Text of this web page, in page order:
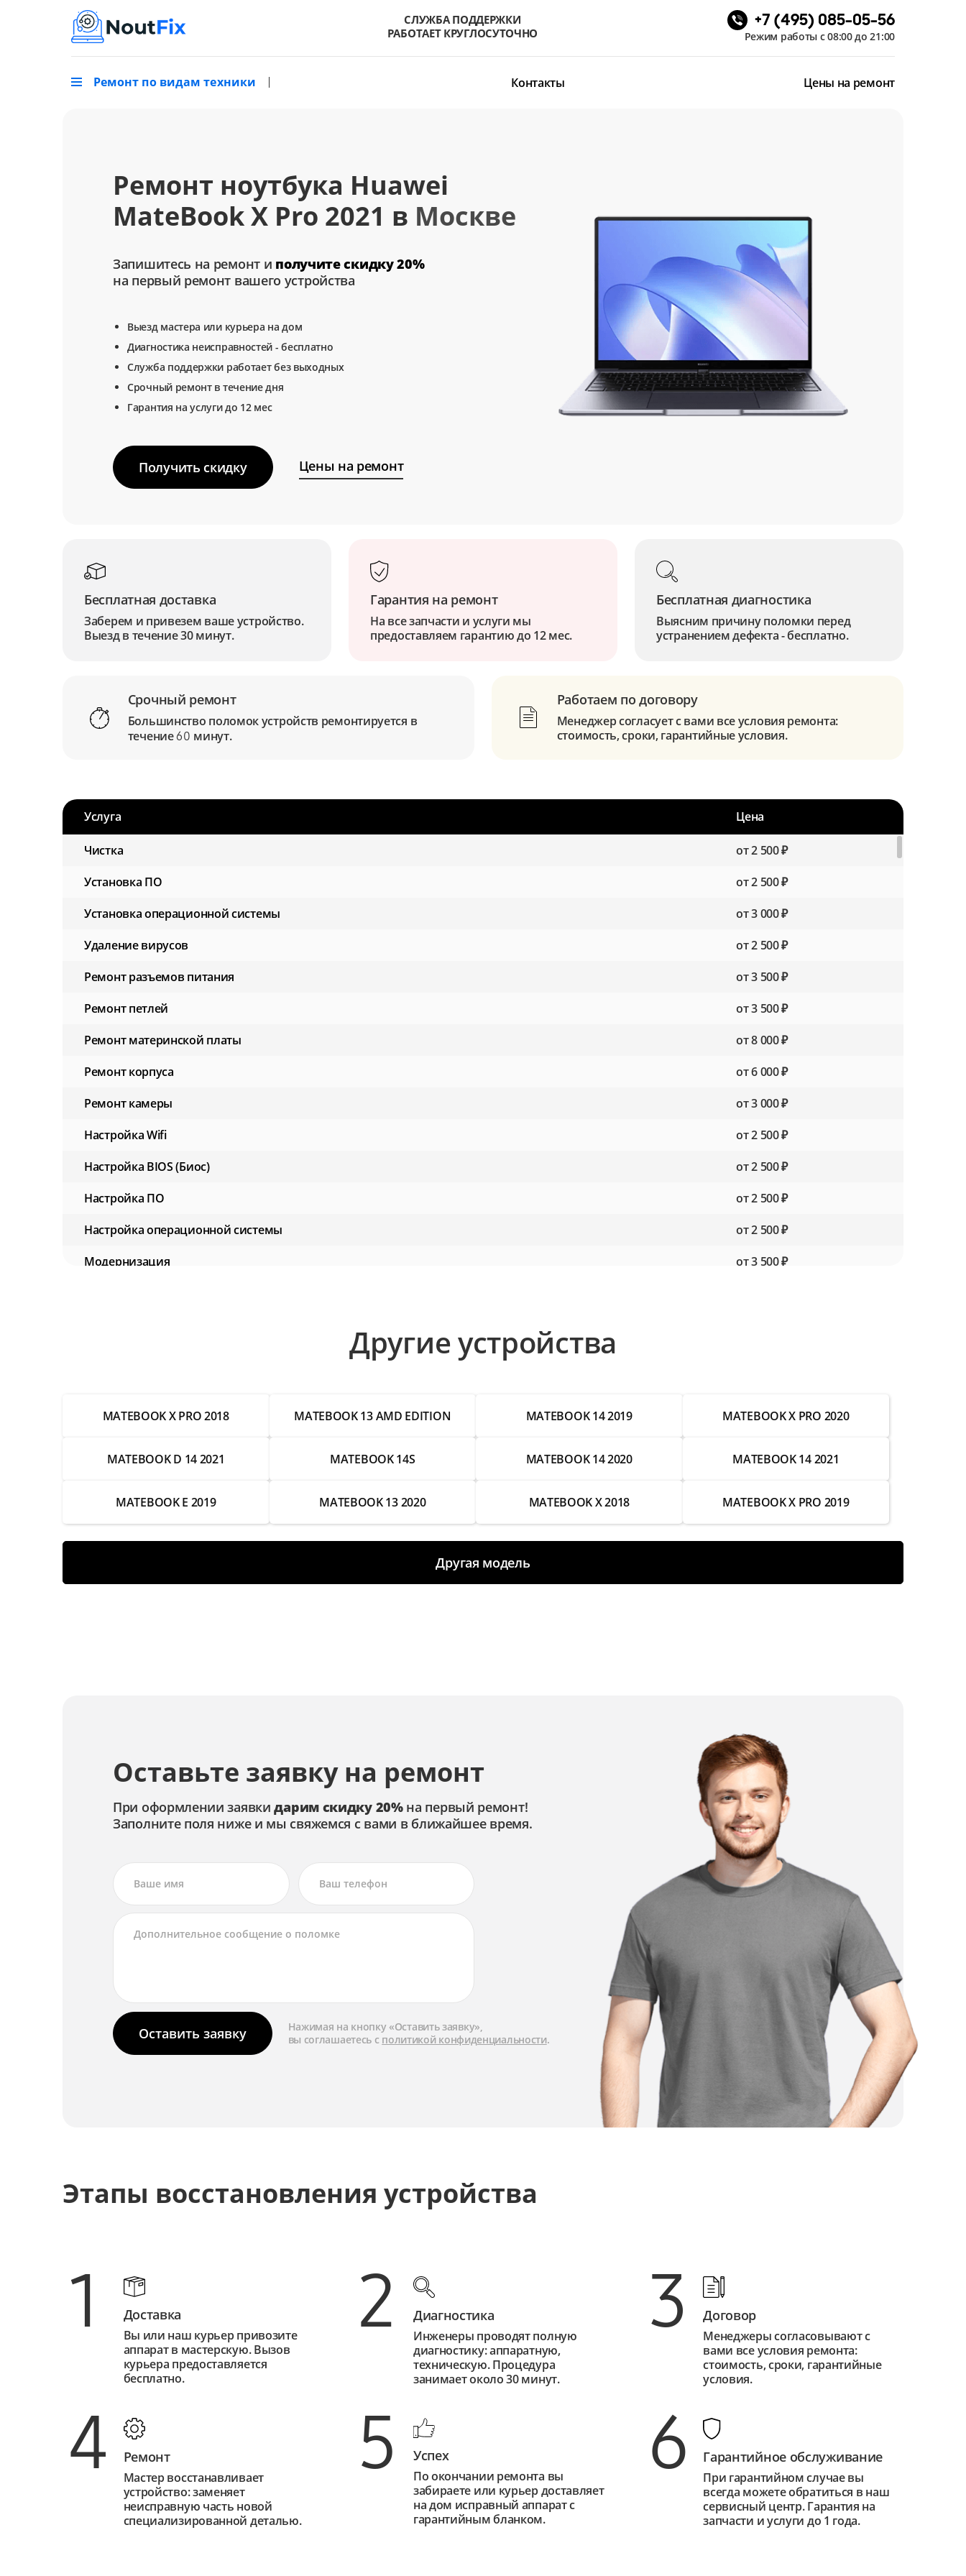
СЛУЖБА ПОДДЕРЖКИ
РАБОТАЕТ КРУГЛОСУТОЧНО
+7 (495) 085-05-56
Режим работы с 08:00 до 21:00
Ремонт по видам техники Контакты Цены на ремонт
Ремонт ноутбука Huawei
MateBook X Pro 2021 в Москве
Запишитесь на ремонт и получите скидку 20%
на первый ремонт вашего устройства
Выезд мастера или курьера на дом
Диагностика неисправностей - бесплатно
Служба поддержки работает без выходных
Срочный ремонт в течение дня
Гарантия на услуги до 12 мес
Получить скидку Цены на ремонт
Бесплатная доставка
Заберем и привезем ваше устройство.
Выезд в течение 30 минут.
Гарантия на ремонт
На все запчасти и услуги мы
предоставляем гарантию до 12 мес.
Бесплатная диагностика
Выясним причину поломки перед
устранением дефекта - бесплатно.
Срочный ремонт
Большинство поломок устройств ремонтируется в
течение 60 минут.
Работаем по договору
Менеджер согласует с вами все условия ремонта:
стоимость, сроки, гарантийные условия.
Услуга Цена
Чистка
от 2 500 ₽
Установка ПО
от 2 500 ₽
Установка операционной системы
от 3 000 ₽
Удаление вирусов
от 2 500 ₽
Ремонт разъемов питания
от 3 500 ₽
Ремонт петлей
от 3 500 ₽
Ремонт материнской платы
от 8 000 ₽
Ремонт корпуса
от 6 000 ₽
Ремонт камеры
от 3 000 ₽
Настройка Wifi
от 2 500 ₽
Настройка BIOS (Биос)
от 2 500 ₽
Настройка ПО
от 2 500 ₽
Настройка операционной системы
от 2 500 ₽
Модернизация
от 3 500 ₽
Замена термопасты
от 2 500 ₽
Замена тачпада
от 3 500 ₽
Замена петлей
от 3 500 ₽
от 3 000 ₽
Замена камеры
от 2 500 ₽
Замена жесткого диска
от 3 500 ₽
Замена видеокарты
от 8 000 ₽
Замена батареи
от 3 500 ₽
Восстановление системы
от 2 500 ₽
Апгрейд
Другие устройства
MATEBOOK X PRO 2018 MATEBOOK 13 AMD EDITION MATEBOOK 14 2019 MATEBOOK X PRO 2020
MATEBOOK D 14 2021 MATEBOOK 14S MATEBOOK 14 2020 MATEBOOK 14 2021
MATEBOOK E 2019 MATEBOOK 13 2020 MATEBOOK X 2018 MATEBOOK X PRO 2019
Другая модель
Оставьте заявку на ремонт
При оформлении заявкидарим скидку 20%на первый ремонт!
Заполните поля ниже и мы свяжемся с вами в ближайшее время.
Оставить заявку
Нажимая на кнопку «Оставить заявку»,
вы соглашаетесь с политикой конфиденциальности.
Этапы восстановления устройства
1 Доставка
Вы или наш курьер привозите
аппарат в мастерскую. Вызов
курьера предоставляется
бесплатно.
2 Диагностика
Инженеры проводят полную
диагностику: аппаратную,
техническую. Процедура
занимает около 30 минут.
3 Договор
Менеджеры согласовывают с
вами все условия ремонта:
стоимость, сроки, гарантийные
условия.
4 Ремонт
Мастер восстанавливает
устройство: заменяет
неисправную часть новой
специализированной деталью.
5 Успех
По окончании ремонта вы
забираете или курьер доставляет
на дом исправный аппарат с
гарантийным бланком.
6 Гарантийное обслуживание
При гарантийном случае вы
всегда можете обратиться в наш
сервисный центр. Гарантия на
запчасти и услуги до 1 года.